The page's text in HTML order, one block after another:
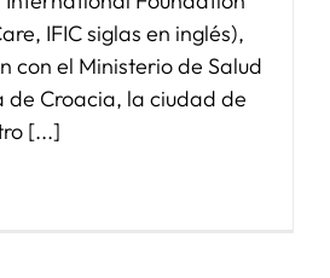
IFIC siglas en inglés),
con el Ministerio de Salud
de Croacia, la ciudad de
[...]